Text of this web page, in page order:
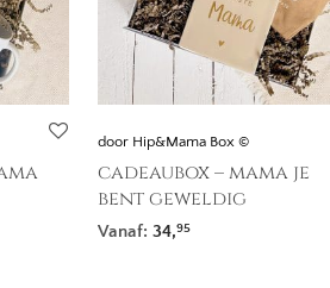
door Hip&Mama Box ©
cadeaubox – mama je
bent geweldig
Vanaf:34,95